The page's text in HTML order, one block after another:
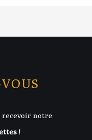
notre
!